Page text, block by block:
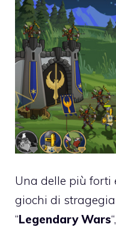
Una delle più forti
giochi di
“Legendary Wars